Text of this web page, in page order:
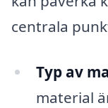
centrala
Typ av
material